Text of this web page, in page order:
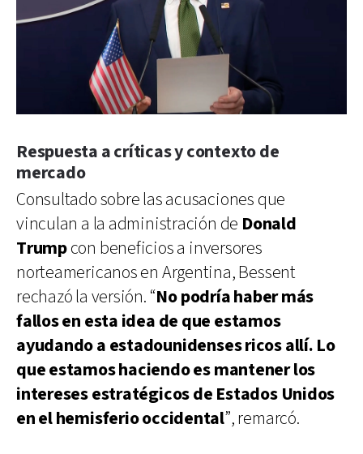
Respuesta a críticas y contexto de
mercado
Consultado sobre las acusaciones que
vinculan a la administración de Donald
Trumpcon beneficios a inversores
norteamericanos en Argentina, Bessent
rechazó la versión. “No podría haber más
fallos en esta idea de que estamos
ayudando a estadounidenses ricos allí. Lo
que estamos haciendo es mantener los
intereses estratégicos de Estados Unidos
en el hemisferio occidental”, remarcó.